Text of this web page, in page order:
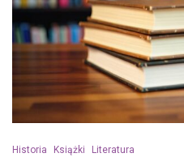
Historia Książki Literatura